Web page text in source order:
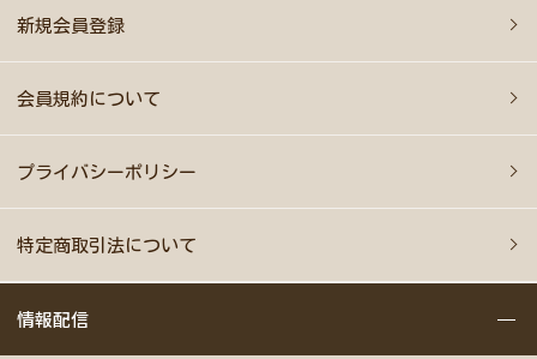
新規会員登録
会員規約について
プライバシーポリシー
特定商取引法について
情報配信